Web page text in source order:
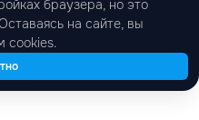
браузера, но это
на сайте, вы
cookies.